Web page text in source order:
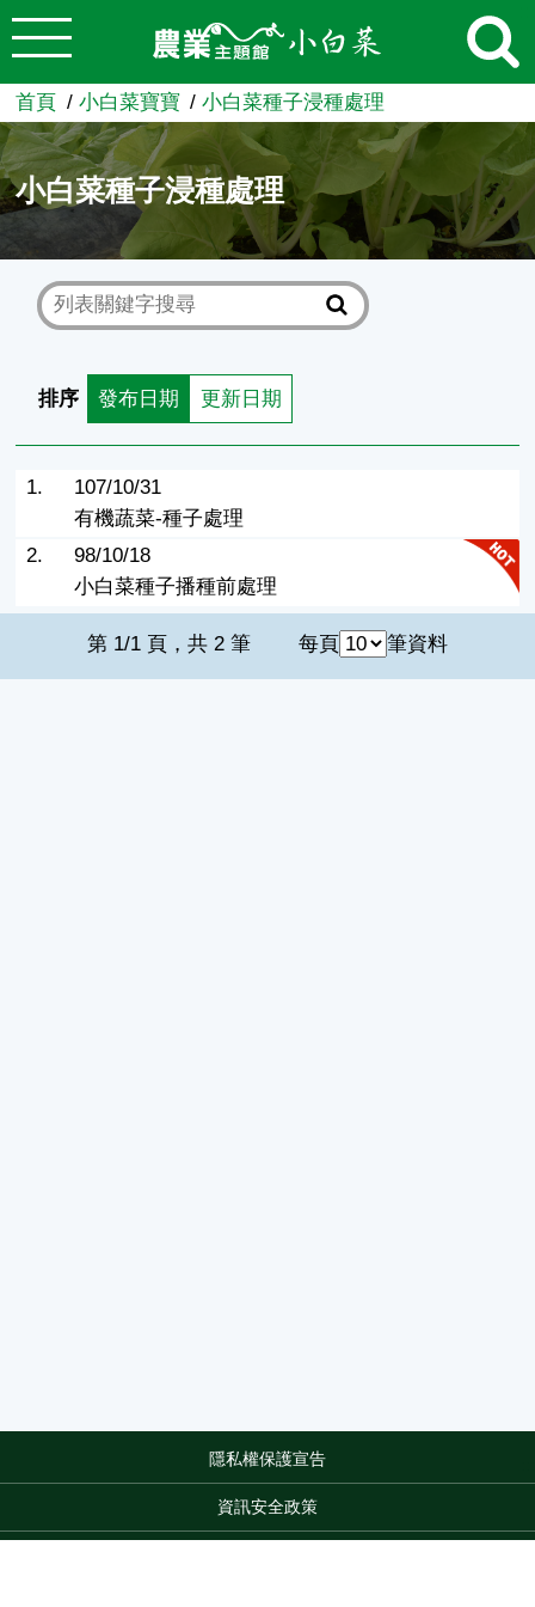
跳到主要內容
農業知識入口網
首頁 小白菜寶寶 小白菜種子浸種處理
小白菜種子浸種處理
排序 發布日期 更新日期
1.
107/10/31
有機蔬菜-種子處理
2.
98/10/18
小白菜種子播種前處理
第 1/1 頁，共 2 筆 每頁 筆資料
隱私權保護宣告
資訊安全政策